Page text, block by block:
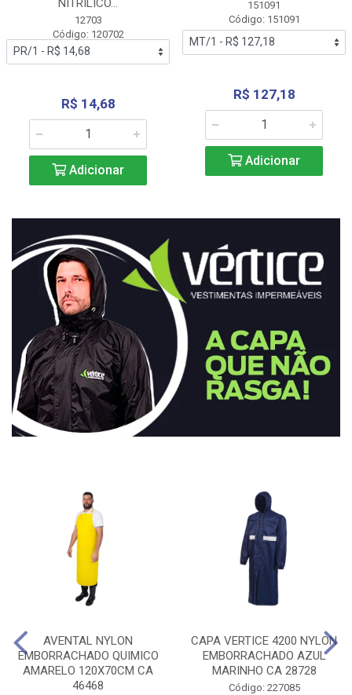
NITRÍLICO...
12703
Código: 120702
R$ 14,68
Adicionar
151091
Código: 151091
R$ 127,18
Adicionar
AVENTAL NYLON
EMBORRACHADO QUIMICO
AMARELO 120X70CM CA
46468
CAPA VERTICE 4200 NYLON
EMBORRACHADO AZUL
MARINHO CA 28728
Código: 227085